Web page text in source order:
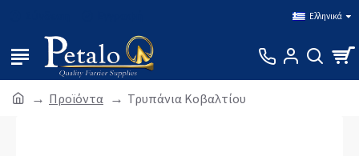
Ελληνικά
Προϊόντα Τρυπάνια Κοβαλτίου